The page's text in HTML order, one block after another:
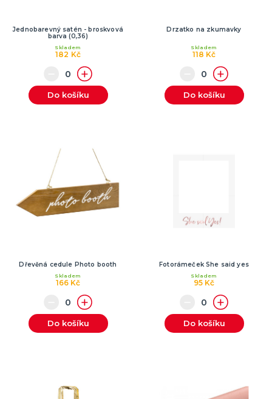
Jednobarevný satén - broskvová
barva (0,36)
182 Kč
Skladem
Do košíku
Drzatko na zkumavky
118 Kč
Skladem
Do košíku
Dřevěná cedule Photo booth
166 Kč
Skladem
Do košíku
Fotorámeček She said yes
95 Kč
Skladem
Do košíku